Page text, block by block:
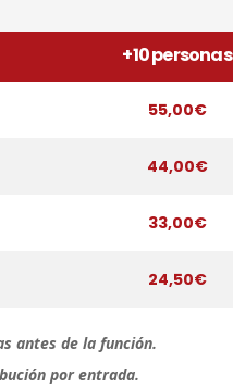
+10 personas
55,00€
44,00€
33,00€
24,50€
antes de la función.
por entrada.